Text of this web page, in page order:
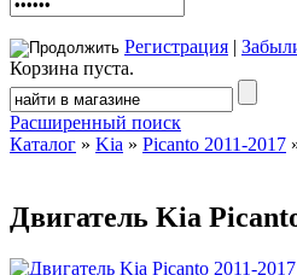
Регистрация |
Корзина пуста.
Расширенный поиск
Каталог » Kia » Picanto 2011-2017
Двигатель Kia